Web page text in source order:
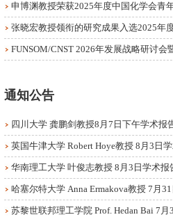
申博渊教授荣获2025年度中国化学会青
张晓宏教授领衔的研究成果入选2025年
FUNSOM/CNST 2026年发展战略研讨
通知公告
四川大学 龚鹏剑教授8月7日下午学术报
英国牛津大学 Robert Hoye教授 8月3日
华南理工大学 叶俊志教授 8月3日学术报
哈塞尔特大学 Anna Ermakova教授 7月
苏黎世联邦理工学院 Prof. Hedan Bai 7